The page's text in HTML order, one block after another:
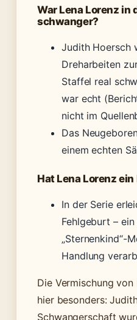
War Lena Lorenz in
schwanger?
Judith Hoersch
Dreharbeiten
Staffel real
war echt
nicht im
Das
einem echten
Hat Lena Lorenz
In der Serie
Fehlgeburt –
„Sternenkind“-
Handlung
Die Vermischung
hier besonders:
Schwangerschaft